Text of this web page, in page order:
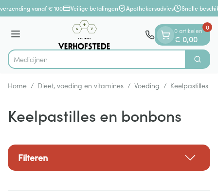
Ga naar de inhoud
1 van 1vanaf € 100 Veilige betalingen Apothekersadvies Snelle
Menu
Product, merk, categorie... Zoek
0 artikelen
€ 0,00
0
Home / Dieet, voeding en vitamines / Voeding / Keelpastilles
Keelpastilles en bonbons
Filteren